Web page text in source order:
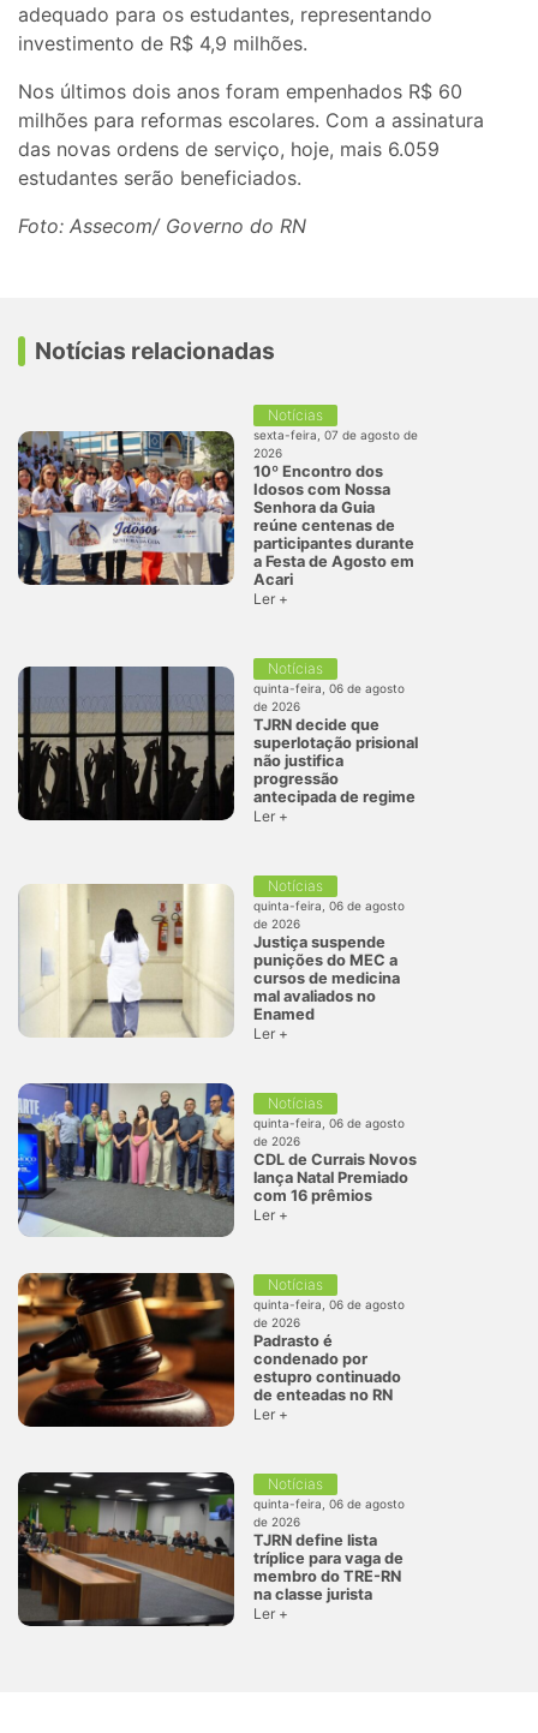
adequado para os estudantes, representando
investimento de R$ 4,9 milhões.
Nos últimos dois anos foram empenhados R$ 60
milhões para reformas escolares. Com a assinatura
das novas ordens de serviço, hoje, mais 6.059
estudantes serão beneficiados.
Foto: Assecom/ Governo do RN
Notícias relacionadas
Notícias
sexta-feira, 07 de agosto de
2026
10º Encontro dos
Idosos com Nossa
Senhora da Guia
reúne centenas de
participantes durante
a Festa de Agosto em
Acari
Ler +
Notícias
quinta-feira, 06 de agosto
de 2026
TJRN decide que
superlotação prisional
não justifica
progressão
antecipada de regime
Ler +
Notícias
quinta-feira, 06 de agosto
de 2026
Justiça suspende
punições do MEC a
cursos de medicina
mal avaliados no
Enamed
Ler +
Notícias
quinta-feira, 06 de agosto
de 2026
CDL de Currais Novos
lança Natal Premiado
com 16 prêmios
Ler +
Notícias
quinta-feira, 06 de agosto
de 2026
Padrasto é
condenado por
estupro continuado
de enteadas no RN
Ler +
Notícias
quinta-feira, 06 de agosto
de 2026
TJRN define lista
tríplice para vaga de
membro do TRE-RN
na classe jurista
Ler +